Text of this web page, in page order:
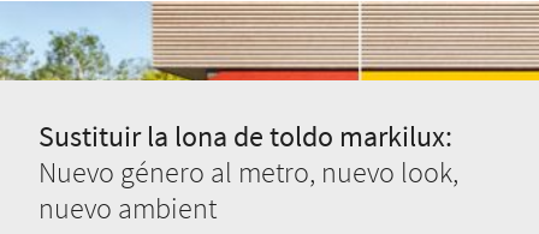
Sustituir la lona de toldo markilux:
Nuevo género al metro, nuevo look,
nuevo ambient